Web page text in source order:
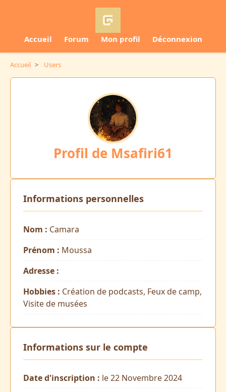
Accueil Forum Mon profil Déconnexion
Accueil > Users
Profil de Msafiri61
Informations personnelles
Nom : Camara
Prénom : Moussa
Adresse :
Hobbies : Création de podcasts, Feux de camp,
Visite de musées
Informations sur le compte
Date d'inscription : le 22 Novembre 2024